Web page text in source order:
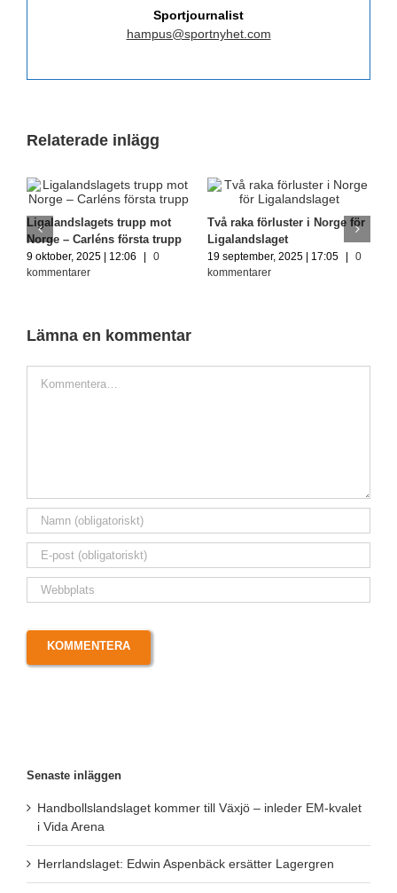
Sportjournalist
hampus@sportnyhet.com
Relaterade inlägg
Ligalandslagets trupp mot
Norge – Carléns första trupp
9 oktober, 2025 | 12:06
0
kommentarer
Två raka förluster i Norge för
Ligalandslaget
19 september, 2025 | 17:05
0
kommentarer
Lämna en kommentar
Senaste inläggen
Handbollslandslaget kommer till Växjö – inleder EM-kvalet
i Vida Arena
Herrlandslaget: Edwin Aspenbäck ersätter Lagergren